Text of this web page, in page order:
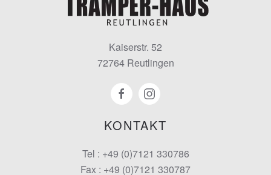
KONTAKT
Tel : +49 (0)7121 330786
Fax : +49 (0)7121 330787
Kaiserstr. 52
72764 Reutlingen